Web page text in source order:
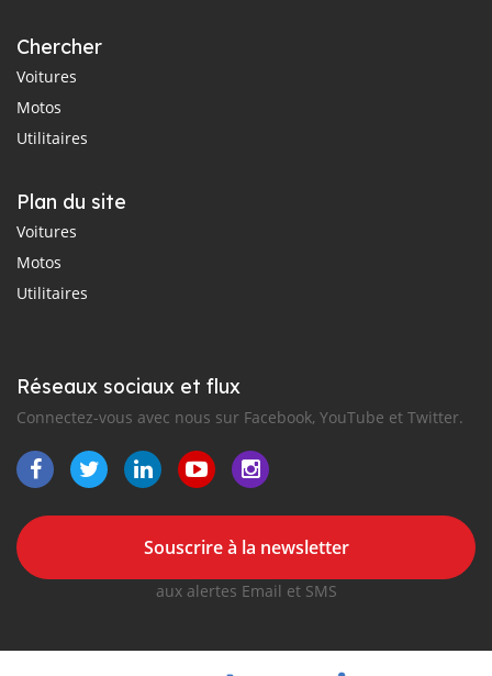
Chercher
Voitures
Motos
Utilitaires
Plan du site
Voitures
Motos
Utilitaires
Réseaux sociaux et flux
Connectez-vous avec nous sur Facebook, YouTube et Twitter.
Souscrire à la newsletter
aux alertes Email et SMS